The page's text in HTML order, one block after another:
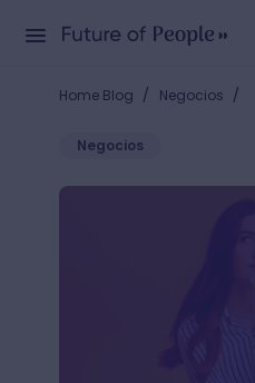
Home Blog / Negocios /
Negocios
Aprendizaje